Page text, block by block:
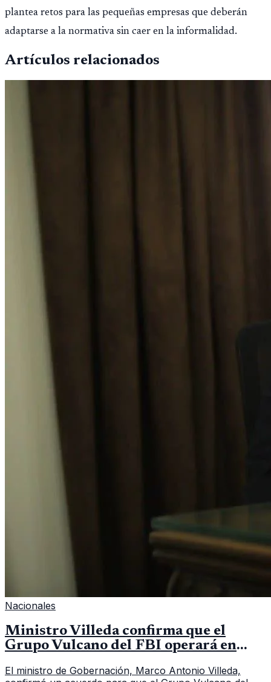
plantea retos para las pequeñas empresas que deberán
adaptarse a la normativa sin caer en la informalidad.
Artículos relacionados
Nacionales
Ministro Villeda confirma que el
Grupo Vulcano del FBI operará en
El ministro de Gobernación, Marco Antonio Villeda,